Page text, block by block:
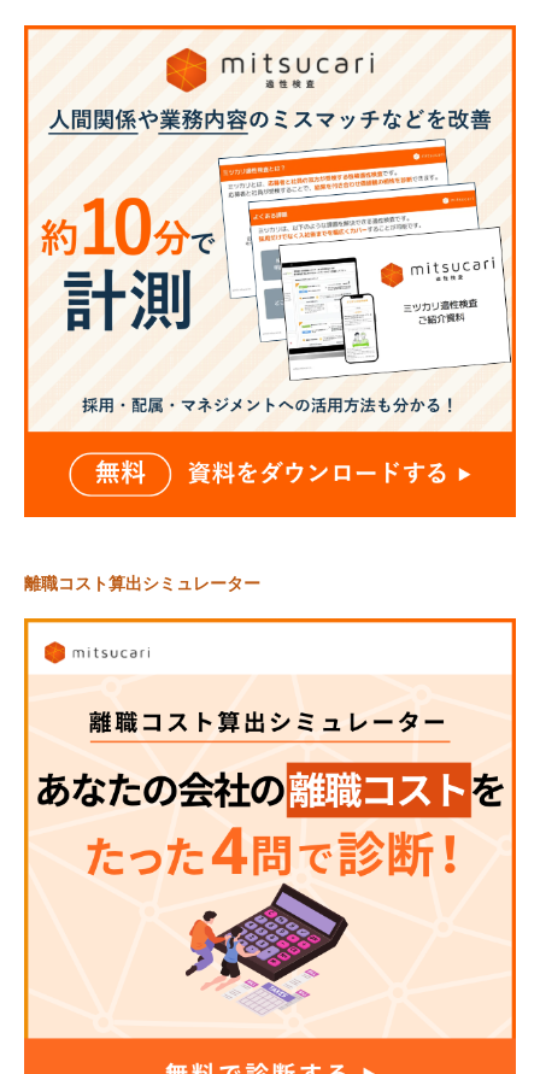
離職コスト算出シミュレーター